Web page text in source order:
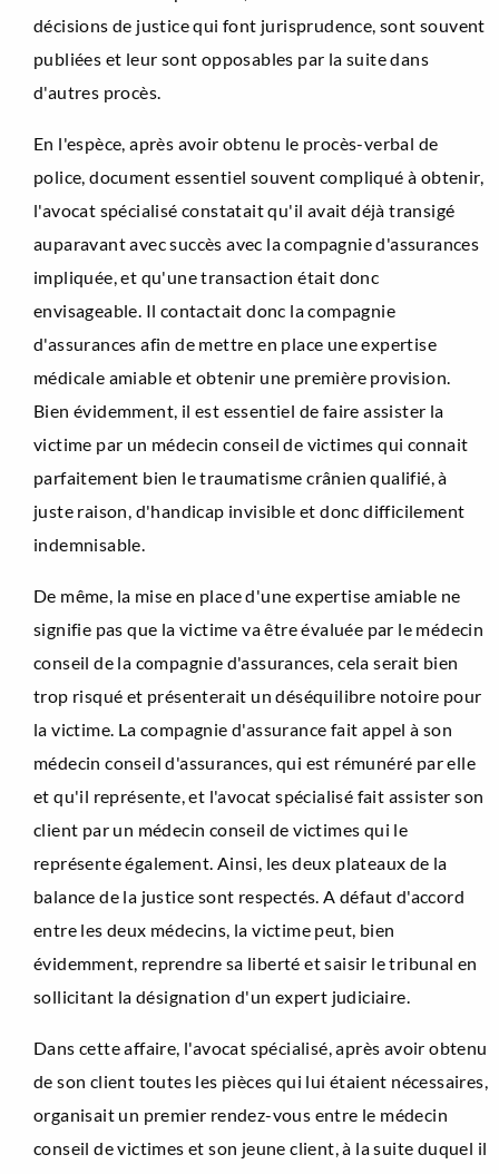
décisions de justice qui font jurisprudence, sont souvent
publiées et leur sont opposables par la suite dans
d'autres procès.
En l'espèce, après avoir obtenu le procès-verbal de
police, document essentiel souvent compliqué à obtenir,
l'avocat spécialisé constatait qu'il avait déjà transigé
auparavant avec succès avec la compagnie d'assurances
impliquée, et qu'une transaction était donc
envisageable. Il contactait donc la compagnie
d'assurances afin de mettre en place une expertise
médicale amiable et obtenir une première provision.
Bien évidemment, il est essentiel de faire assister la
victime par un médecin conseil de victimes qui connait
parfaitement bien le traumatisme crânien qualifié, à
juste raison, d'handicap invisible et donc difficilement
indemnisable.
De même, la mise en place d'une expertise amiable ne
signifie pas que la victime va être évaluée par le médecin
conseil de la compagnie d'assurances, cela serait bien
trop risqué et présenterait un déséquilibre notoire pour
la victime. La compagnie d'assurance fait appel à son
médecin conseil d'assurances, qui est rémunéré par elle
et qu'il représente, et l'avocat spécialisé fait assister son
client par un médecin conseil de victimes qui le
représente également. Ainsi, les deux plateaux de la
balance de la justice sont respectés. A défaut d'accord
entre les deux médecins, la victime peut, bien
évidemment, reprendre sa liberté et saisir le tribunal en
sollicitant la désignation d'un expert judiciaire.
Dans cette affaire, l'avocat spécialisé, après avoir obtenu
de son client toutes les pièces qui lui étaient nécessaires,
organisait un premier rendez-vous entre le médecin
conseil de victimes et son jeune client, à la suite duquel il